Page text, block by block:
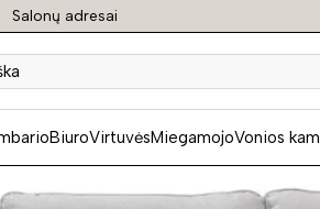
Salonų adresai
BiuroVirtuvėsMiegamojoVonios